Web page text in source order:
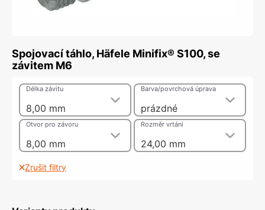
Spojovací táhlo, Häfele Minifix® S100, se
závitem M6
8,00 mm
Délka závitu
prázdné
Barva/povrchová úprava
8,00 mm
Otvor pro závoru
24,00 mm
Rozměr vrtání
Zrušit filtry